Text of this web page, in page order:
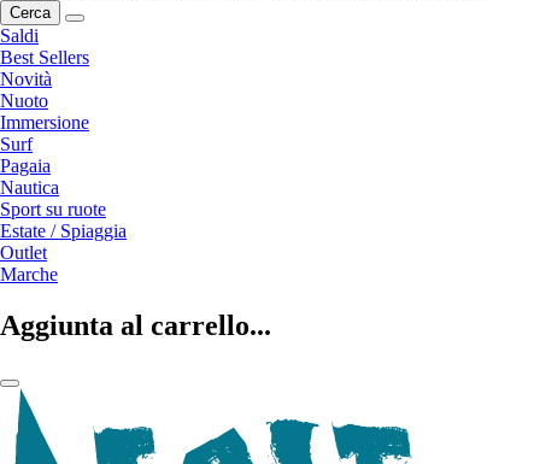
Cerca
Saldi
Best Sellers
Novità
Nuoto
Immersione
Surf
Pagaia
Nautica
Sport su ruote
Estate / Spiaggia
Outlet
Marche
Aggiunta al carrello...